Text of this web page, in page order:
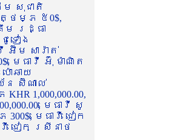
ម សុជាតិ
ត្ថម្ភ ៥0$,
ម រដ្ធា
ជូទៀង
អ៊ឹម សារ៉ាត់
មេធាវី អ៊ុំ ម៉ាណិត
ោឆាយ
ន ស៊ីណាល់
1,000,000.00,
មេធាវី សូ
មេធាវី ជៀក
ជៀក ស្រីនាថ